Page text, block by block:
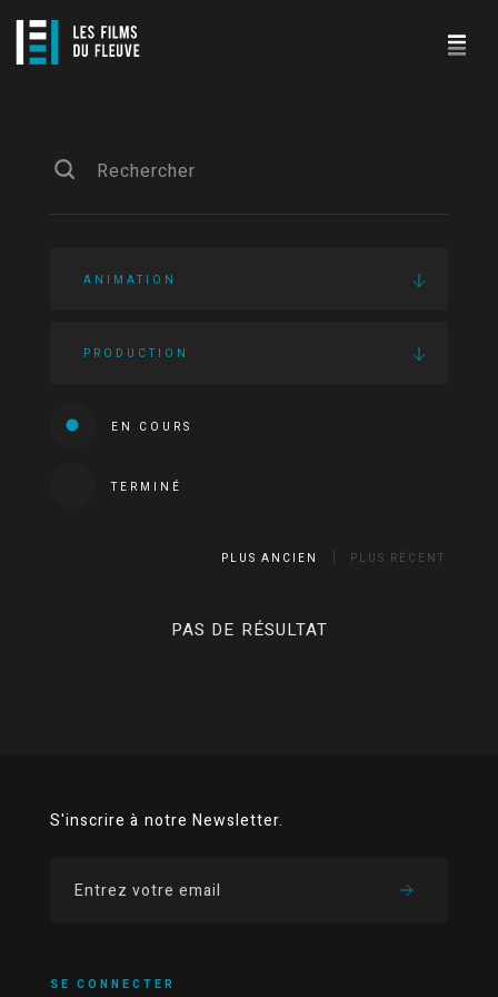
ANIMATION
PRODUCTION
EN COURS
TERMINÉ
PLUS ANCIEN PLUS RÉCENT
PAS DE RÉSULTAT
S'inscrire à notre Newsletter.
SE CONNECTER